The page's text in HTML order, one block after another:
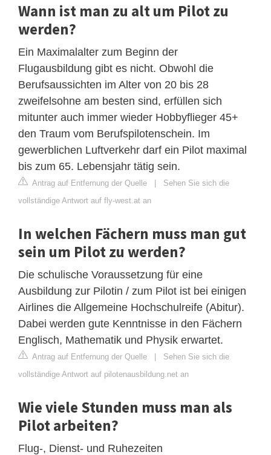
Wann ist man zu alt um Pilot zu
werden?
Ein Maximalalter zum Beginn der
Flugausbildung gibt es nicht. Obwohl die
Berufsaussichten im Alter von 20 bis 28
zweifelsohne am besten sind, erfüllen sich
mitunter auch immer wieder Hobbyflieger 45+
den Traum vom Berufspilotenschein. Im
gewerblichen Luftverkehr darf ein Pilot maximal
bis zum 65. Lebensjahr tätig sein.
Antrag auf Entfernung der Quelle | Sehen Sie sich die
vollständige Antwort auf fly-west.at an
In welchen Fächern muss man gut
sein um Pilot zu werden?
Die schulische Voraussetzung für eine
Ausbildung zur Pilotin / zum Pilot ist bei einigen
Airlines die Allgemeine Hochschulreife (Abitur).
Dabei werden gute Kenntnisse in den Fächern
Englisch, Mathematik und Physik erwartet.
Antrag auf Entfernung der Quelle | Sehen Sie sich die
vollständige Antwort auf pilotenausbildung.net an
Wie viele Stunden muss man als
Pilot arbeiten?
Flug-, Dienst- und Ruhezeiten